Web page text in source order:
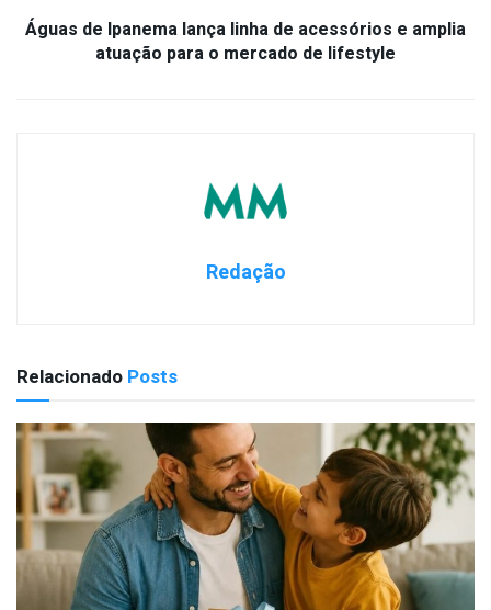
Águas de Ipanema lança linha de acessórios e amplia
atuação para o mercado de lifestyle
Redação
Relacionado Posts